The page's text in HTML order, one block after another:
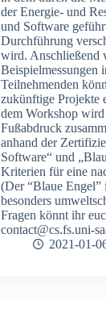
der Energie- und
und Software
Durchführung
wird. Anschließend
Beispielmessungen
Teilnehmenden
zukünftige Projekte
dem Workshop
Fußabdruck
anhand der
Software“ und
Kriterien für eine
(Der “Blaue Engel”
besonders
Fragen könnt ihr
contact@cs.fs.uni-
2021-01-